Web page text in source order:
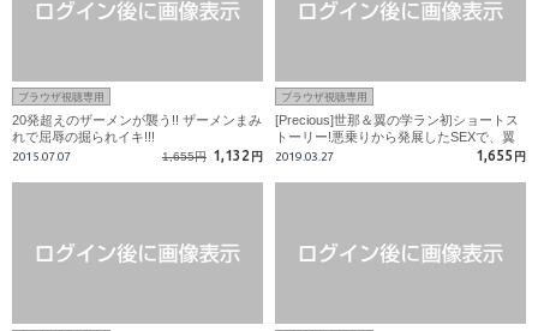
ブラウザ視聴専用
20発超えのザーメンが襲う!! ザーメンまみ
れで屈辱の掘られイキ!!!
2015.07.07 1,655円 1,132 円
ブラウザ視聴専用
[Precious]世那＆翼の学ラン初ショートス
トーリー!悪乗りから発展したSEXで、翼
の敏感掘られイキ!
2019.03.27 1,655 円